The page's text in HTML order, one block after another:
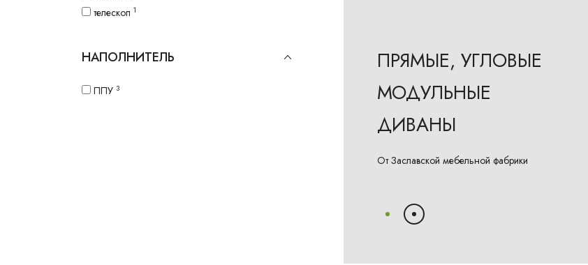
телескоп 1
НАПОЛНИТЕЛЬ
ППУ 3
ПРЯМЫЕ, УГЛОВЫЕ
МОДУЛЬНЫЕ
ДИВАНЫ
От Заславской мебельной фабрики